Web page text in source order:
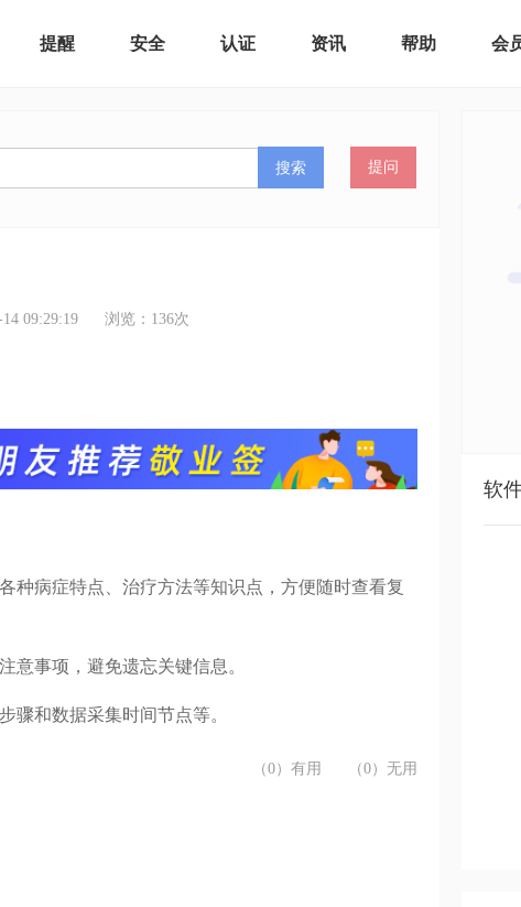
提醒 安全 认证 资讯 帮助 会
搜索 提问
09:29:19 浏览： 136次
种病症特点、治疗方法等知识点，方便随时查看复
意事项，避免遗忘关键信息。
骤和数据采集时间节点等。
（0）有用 （0）无用
软